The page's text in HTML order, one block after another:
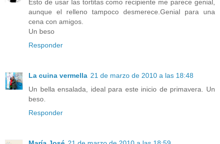
Esto de usar las tortitas como recipiente me parece genial,
aunque el relleno tampoco desmerece.Genial para una
cena con amigos.
Un beso
Responder
La cuina vermella 21 de marzo de 2010 a las 18:48
Un bella ensalada, ideal para este inicio de primavera. Un
beso.
Responder